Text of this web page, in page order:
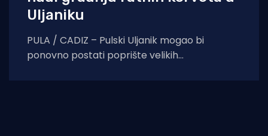
Uljaniku
PULA / CADIZ – Pulski Uljanik mogao bi
ponovno postati poprište velikih